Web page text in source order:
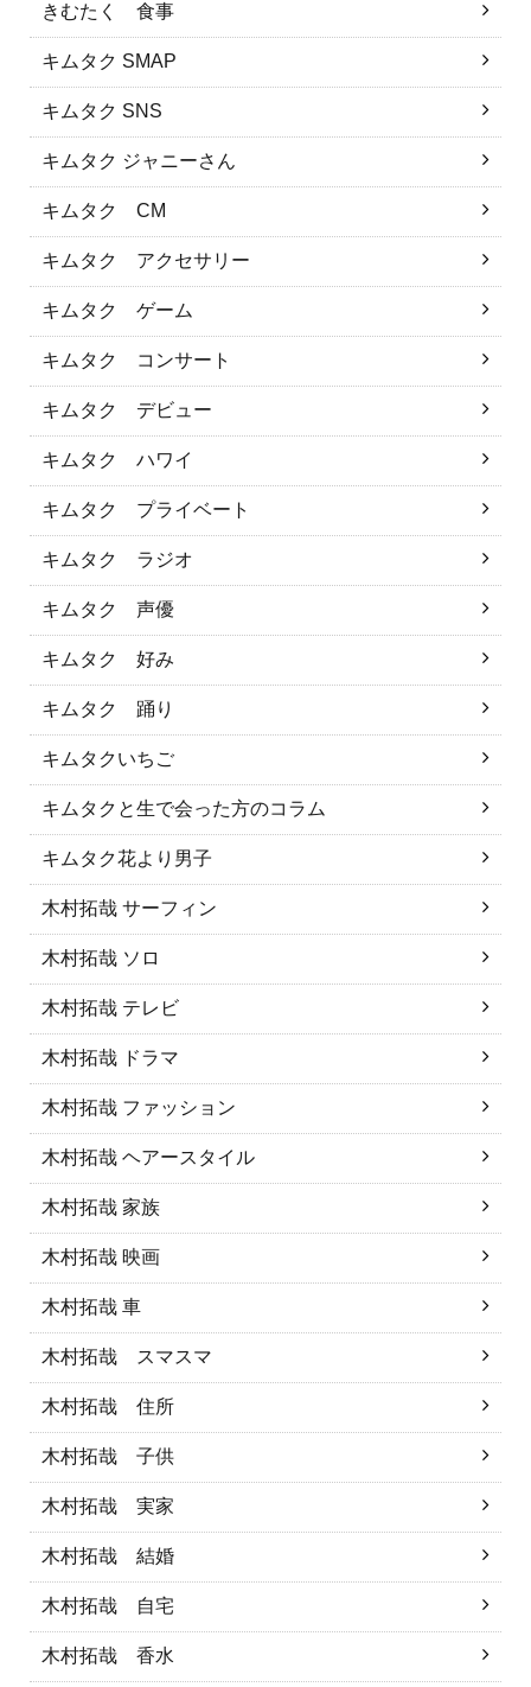
きむたく 食事
キムタク SMAP
キムタク SNS
キムタク ジャニーさん
キムタク CM
キムタク アクセサリー
キムタク ゲーム
キムタク コンサート
キムタク デビュー
キムタク ハワイ
キムタク プライベート
キムタク ラジオ
キムタク 声優
キムタク 好み
キムタク 踊り
キムタクいちご
キムタクと生で会った方のコラム
キムタク花より男子
木村拓哉 サーフィン
木村拓哉 ソロ
木村拓哉 テレビ
木村拓哉 ドラマ
木村拓哉 ファッション
木村拓哉 ヘアースタイル
木村拓哉 家族
木村拓哉 映画
木村拓哉 車
木村拓哉 スマスマ
木村拓哉 住所
木村拓哉 子供
木村拓哉 実家
木村拓哉 結婚
木村拓哉 自宅
木村拓哉 香水